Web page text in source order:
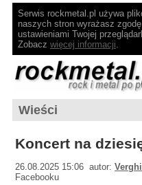
Serwis rockmetal.pl używa
naszych stron wyrażasz
ustawieniami Twojej
Zobacz więcej informacji.
Wieści
Koncert na
26.08.2025 15:06 autor:
Facebooku